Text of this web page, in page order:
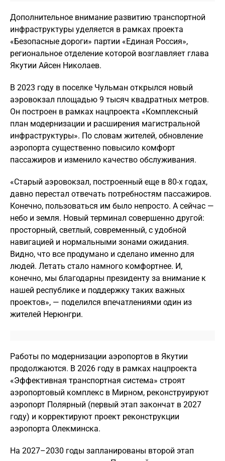
Дополнительное внимание развитию транспортной
инфраструктуры уделяется в рамках проекта
«Безопасные дороги» партии «Единая Россия»,
региональное отделение которой возглавляет глава
Якутии Айсен Николаев.
В 2023 году в поселке Чульман открылся новый
аэровокзал площадью 9 тысяч квадратных метров.
Он построен в рамках нацпроекта «Комплексный
план модернизации и расширения магистральной
инфраструктуры». По словам жителей, обновление
аэропорта существенно повысило комфорт
пассажиров и изменило качество обслуживания.
«Старый аэровокзал, построенный еще в 80-х годах,
давно перестал отвечать потребностям пассажиров.
Конечно, пользоваться им было непросто. А сейчас —
небо и земля. Новый терминал совершенно другой:
просторный, светлый, современный, с удобной
навигацией и нормальными зонами ожидания.
Видно, что все продумано и сделано именно для
людей. Летать стало намного комфортнее. И,
конечно, мы благодарны президенту за внимание к
нашей республике и поддержку таких важных
проектов», — поделился впечатлениями один из
жителей Нерюнгри.
Работы по модернизации аэропортов в Якутии
продолжаются. В 2026 году в рамках нацпроекта
«Эффективная транспортная система» строят
аэропортовый комплекс в Мирном, реконструируют
аэропорт Полярный (первый этап закончат в 2027
году) и корректируют проект реконструкции
аэропорта Олекминска.
На 2027–2030 годы запланированы второй этап